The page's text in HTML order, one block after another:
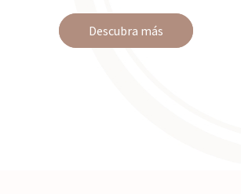
Descubra más